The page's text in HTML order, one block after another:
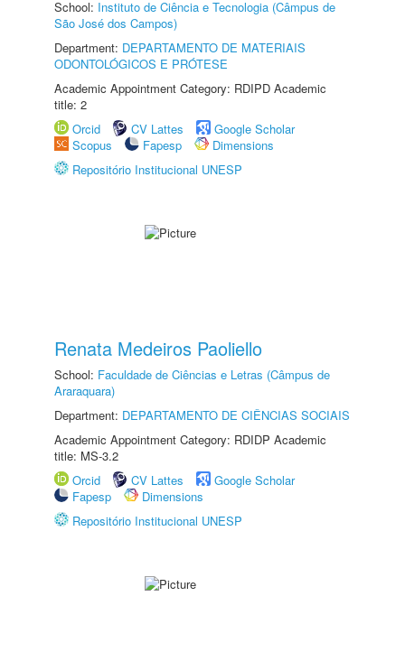
School: Instituto de Ciência e Tecnologia (Câmpus de
São José dos Campos)
Department: DEPARTAMENTO DE MATERIAIS
ODONTOLÓGICOS E PRÓTESE
Academic Appointment Category: RDIPD Academic
title: 2
Orcid
CV Lattes
Google Scholar
Scopus
Fapesp
Dimensions
Repositório Institucional UNESP
Renata Medeiros Paoliello
School: Faculdade de Ciências e Letras (Câmpus de
Araraquara)
Department: DEPARTAMENTO DE CIÊNCIAS SOCIAIS
Academic Appointment Category: RDIDP Academic
title: MS-3.2
Orcid
CV Lattes
Google Scholar
Fapesp
Dimensions
Repositório Institucional UNESP